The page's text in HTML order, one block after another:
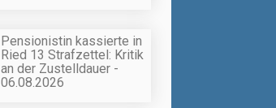
Pensionistin kassierte in
Ried 13 Strafzettel: Kritik
an der Zustelldauer -
06.08.2026